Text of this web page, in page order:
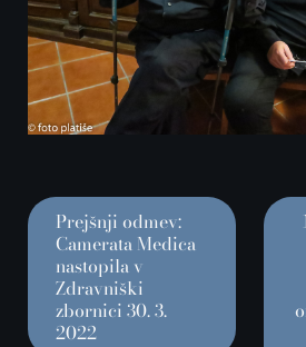
Prejšnji odmev:
Camerata Medica
nastopila v
Zdravniški
zbornici 30. 3.
2022